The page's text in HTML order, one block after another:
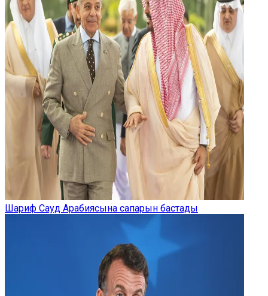
Шариф Сауд Арабиясына сапарын бастады